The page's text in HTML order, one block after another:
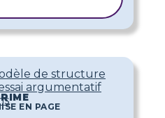
de structure
argumentatif
EN PAGE